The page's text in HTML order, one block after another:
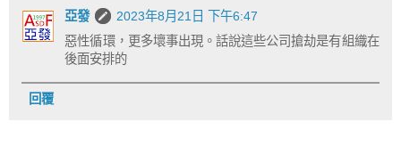
亞發
2023年8月21日 下午6:47
惡性循環，更多壞事出現。話說這些公司搶劫是有組織在
後面安排的
回覆